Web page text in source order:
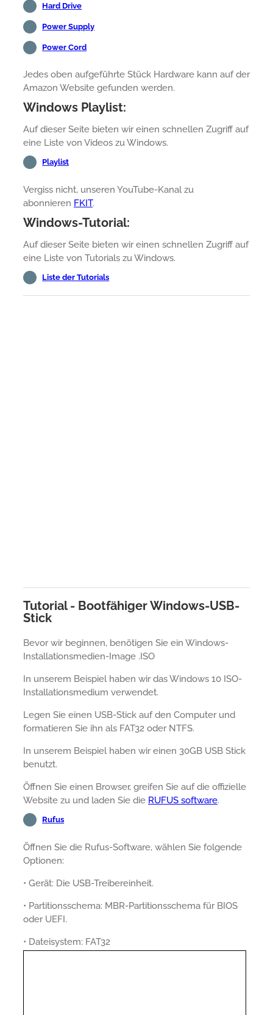
Hard Drive
Power Supply
Power Cord
Jedes oben aufgeführte Stück Hardware kann auf der
Amazon Website gefunden werden.
Windows Playlist:
Auf dieser Seite bieten wir einen schnellen Zugriff auf
eine Liste von Videos zu Windows.
Playlist
Vergiss nicht, unseren YouTube-Kanal zu
abonnieren FKIT.
Windows-Tutorial:
Auf dieser Seite bieten wir einen schnellen Zugriff auf
eine Liste von Tutorials zu Windows.
Liste der Tutorials
Tutorial - Bootfähiger Windows-USB-
Stick
Bevor wir beginnen, benötigen Sie ein Windows-
Installationsmedien-Image .ISO
In unserem Beispiel haben wir das Windows 10 ISO-
Installationsmedium verwendet.
Legen Sie einen USB-Stick auf den Computer und
formatieren Sie ihn als FAT32 oder NTFS.
In unserem Beispiel haben wir einen 30GB USB Stick
benutzt.
Öffnen Sie einen Browser, greifen Sie auf die offizielle
Website zu und laden Sie die RUFUS software.
Rufus
Öffnen Sie die Rufus-Software, wählen Sie folgende
Optionen:
• Gerät: Die USB-Treibereinheit.
• Partitionsschema: MBR-Partitionsschema für BIOS
oder UEFI.
• Dateisystem: FAT32